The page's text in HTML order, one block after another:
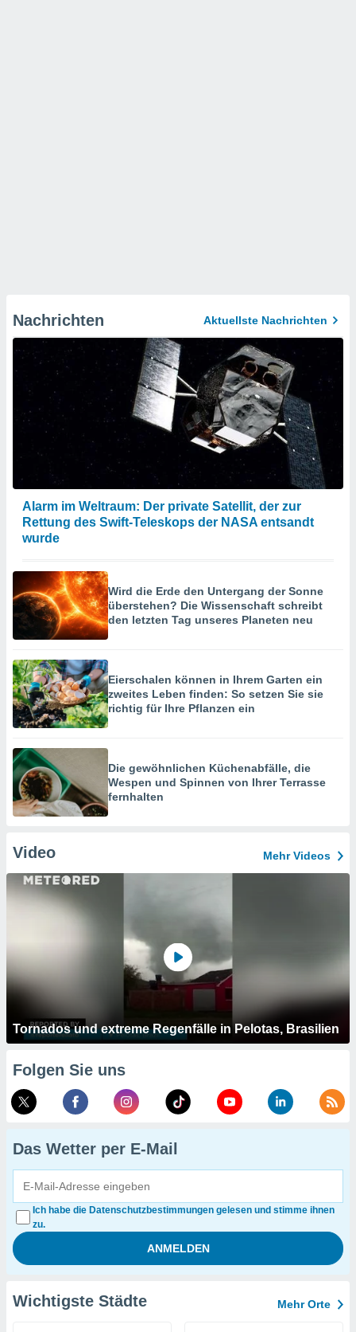
Nachrichten Aktuellste Nachrichten
Alarm im Weltraum: Der private Satellit, der zur
Rettung des Swift-Teleskops der NASA entsandt
wurde
Wird die Erde den Untergang der Sonne
überstehen? Die Wissenschaft schreibt
den letzten Tag unseres Planeten neu
Eierschalen können in Ihrem Garten ein
zweites Leben finden: So setzen Sie sie
richtig für Ihre Pflanzen ein
Die gewöhnlichen Küchenabfälle, die
Wespen und Spinnen von Ihrer Terrasse
fernhalten
Video Mehr Videos
Tornados und extreme Regenfälle in Pelotas, Brasilien
Folgen Sie uns
Das Wetter per E-Mail
Ich habe die Datenschutzbestimmungen gelesen und stimme ihnen
zu.
Wichtigste Städte Mehr Orte